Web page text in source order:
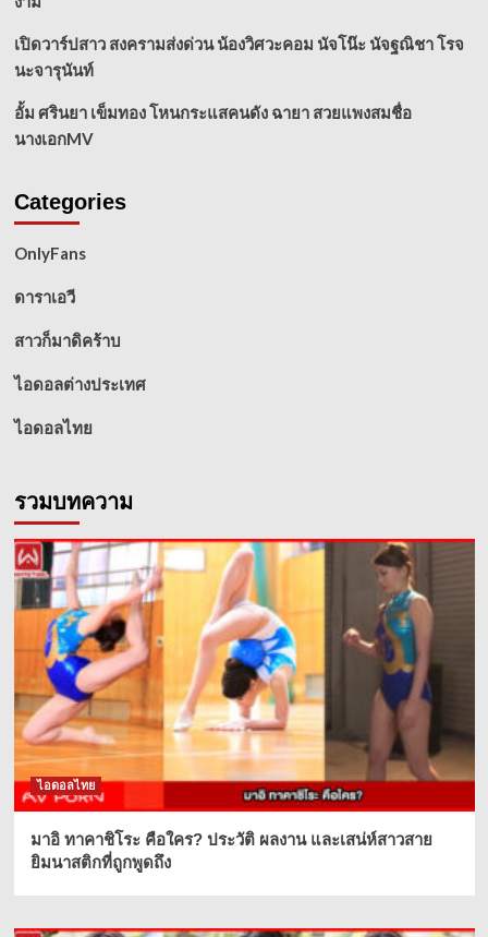
เปิดวาร์ปสาว สงครามส่งด่วน น้องวิศวะคอม นัจโน๊ะ นัจฐณิชา โรจ
นะจารุนันท์
อั้ม ศรินยา เข็มทอง โหนกระแสคนดัง ฉายา สวยแพงสมชื่อ
นางเอกMV
Categories
OnlyFans
ดาราเอวี
สาวก็มาดิคร้าบ
ไอดอลต่างประเทศ
ไอดอลไทย
รวมบทความ
ไอดอลไทย
มาอิ ทาคาชิโระ คือใคร? ประวัติ ผลงาน และเสน่ห์สาวสาย
ยิมนาสติกที่ถูกพูดถึง